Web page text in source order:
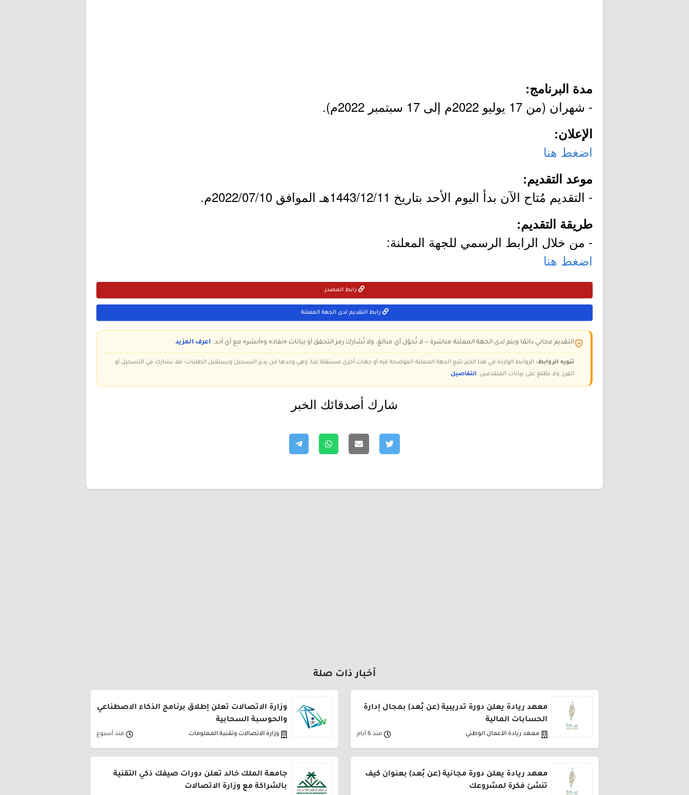
مدة البرنامج:
- شهران (من 17 يوليو 2022م إلى 17 سبتمبر 2022م).
الإعلان:
اضغط هنا
موعد التقديم:
- التقديم مُتاح الآن بدأ اليوم الأحد بتاريخ 1443/12/11هـ الموافق 2022/07/10م.
طريقة التقديم:
- من خلال الرابط الرسمي للجهة المعلنة:
اضغط هنا
رابط المصدر
رابط التقديم لدى الجهة المعلنة
التقديم مجاني دائمًا ويتم لدى الجهة المعلنة مباشرة — لا تُحوّل أي مبالغ، ولا تُشارك رمز التحقق أو بيانات «نفاذ» و«أبشر» مع أي أحد. اعرف المزيد
تنويه الروابط: الروابط الواردة في هذا الخبر تتبع الجهة المعلنة الموضحة فيه أو جهات أخرى مستقلة عنا، وهي وحدها من يدير التسجيل ويستقبل الطلبات؛ فلا نشارك في التسجيل أو
الفرز، ولا نطّلع على بيانات المتقدمين. التفاصيل
شارك أصدقائك الخبر
أخبار ذات صلة
معهد ريادة يعلن دورة تدريبية (عن بُعد) بمجال إدارة
الحسابات المالية
معهد ريادة الأعمال الوطني منذ 6 أيام
وزارة الاتصالات تعلن إطلاق برنامج الذكاء الاصطناعي
والحوسبة السحابية
وزارة الاتصالات وتقنية المعلومات منذ أسبوع
معهد ريادة يعلن دورة مجانية (عن بُعد) بعنوان كيف
تنشئ فكرة لمشروعك
جامعة الملك خالد تعلن دورات صيفك ذكي التقنية
بالشراكة مع وزارة الاتصالات